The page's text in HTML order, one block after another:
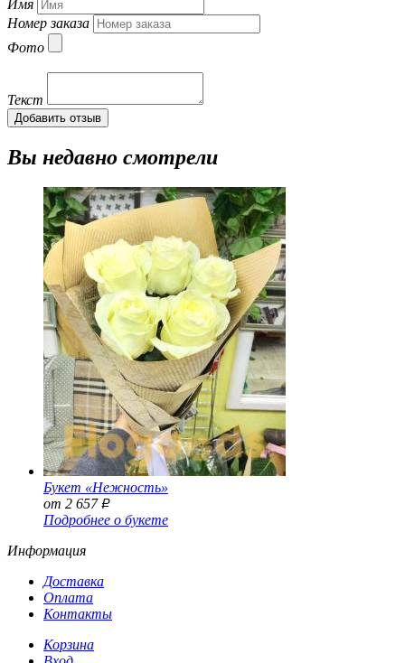
Имя
Номер заказа
Фото
Текст
Добавить отзыв
Вы недавно смотрели
Букет «Нежность»
от 2 657 Р
Подробнее о букете
Информация
Доставка
Оплата
Контакты
Корзина